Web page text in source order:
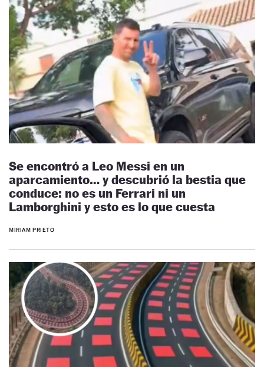
Se encontró a Leo Messi en un
aparcamiento… y descubrió la bestia que
conduce: no es un Ferrari ni un
Lamborghini y esto es lo que cuesta
MIRIAM PRIETO